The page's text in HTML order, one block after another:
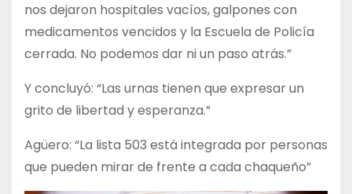
nos dejaron hospitales vacíos, galpones con
medicamentos vencidos y la Escuela de Policía
cerrada. No podemos dar ni un paso atrás.”
Y concluyó: “Las urnas tienen que expresar un
grito de libertad y esperanza.”
Agüero: “La lista 503 está integrada por personas
que pueden mirar de frente a cada chaqueño”